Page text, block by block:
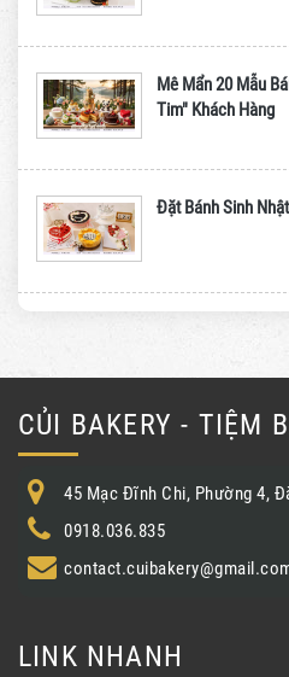
Mê Mẩn 20 Mẫu
Tim" Khách Hàng
Đặt Bánh Sinh
CỦI BAKERY - TIỆM
45 Mạc Đĩnh Chi, Phường 4,
0918.036.835
LINK NHANH